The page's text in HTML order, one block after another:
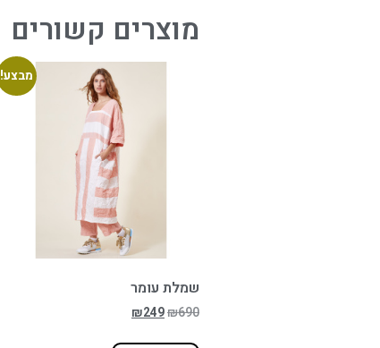
מוצרים קשורים
מבצע!
שמלת עומר
₪690
₪249